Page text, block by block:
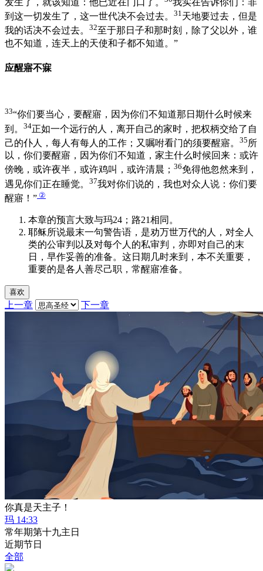
发生了，就该知道：他已近在门口了。
我实在告诉你们：非
到这一切发生了，这一世代决不会过去。 31天地要过去，但是
我的话决不会过去。 32至于那日子和那时刻，除了父以外，谁
也不知道，连天上的天使和子都不知道。”
应醒寤不寐
33“你们要当心，要醒寤，因为你们不知道那日期什么时候来
到。 34正如一个远行的人，离开自己的家时，把权柄交给了自
己的仆人，每人有每人的工作；又嘱咐看门的须要醒寤。 35 所
以，你们要醒寤，因为你们不知道，家主什么时候回来：或许
傍晚，或许夜半，或许鸡叫，或许清晨； 36免得他忽然来到，
遇见你们正在睡觉。 37我对你们说的，我也对众人说：你们要
醒寤！” ②
本章的预言大致与玛24；路21相同。
耶稣所说最末一句警告语，是劝万世万代的人，对全人
类的公审判以及对每个人的私审判，亦即对自己的末
日，早作妥善的准备。这日期几时来到，本不关重要，
重要的是各人善尽己职，常醒寤准备。
喜欢
上一章 下一章
你真是天主子！
玛 14:33
常年期第十九主日
近期节日
全部